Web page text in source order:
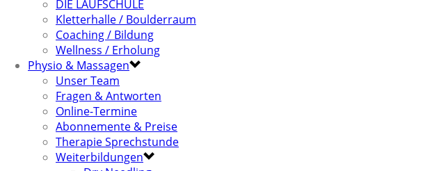
DIE LAUFSCHULE
Kletterhalle / Boulderraum
Coaching / Bildung
Wellness / Erholung
Physio & Massagen
Unser Team
Fragen & Antworten
Online-Termine
Abonnemente & Preise
Therapie Sprechstunde
Weiterbildungen